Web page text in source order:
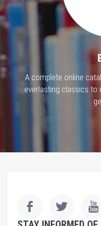
A complete online
everlasting classics to